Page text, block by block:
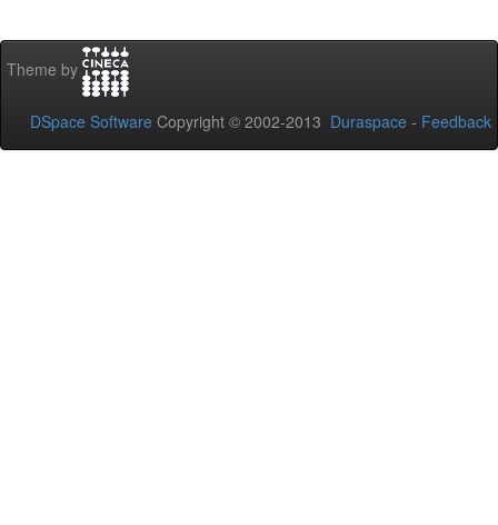
Theme by
DSpace Software Copyright © 2002-2013 Duraspace - Feedback